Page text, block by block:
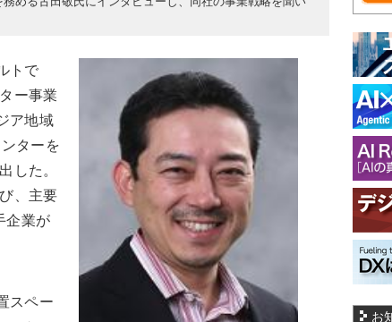
トで
ー事業
ア地域
ターを
した。
、主要
企業が
スペー
お